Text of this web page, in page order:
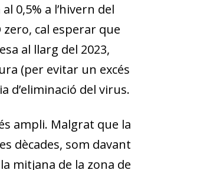
0,5% a l’hivern del
zero, cal esperar que
al llarg del 2023,
(per evitar un excés
d’eliminació del virus.
ampli. Malgrat que la
dècades, som davant
mitjana de la zona de